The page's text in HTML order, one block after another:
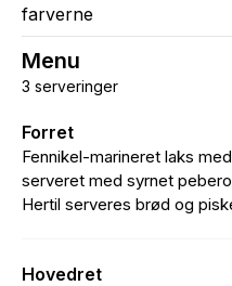
farverne
Menu
3 serveringer
Forret
Fennikel-marineret laks
serveret med syrnet
Hertil serveres brød og
Hovedret